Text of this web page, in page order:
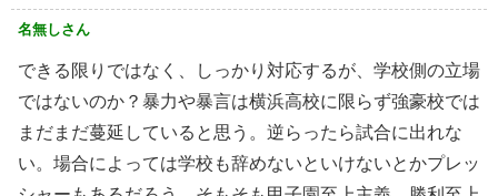
名無しさん
できる限りではなく、しっかり対応するが、学校側の立場
ではないのか？暴力や暴言は横浜高校に限らず強豪校では
まだまだ蔓延していると思う。逆らったら試合に出れな
い。場合によっては学校も辞めないといけないとかプレッ